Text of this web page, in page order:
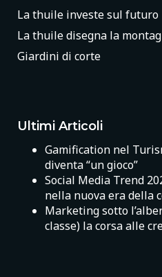
La thuile investe sul futuro
La thuile disegna la
Giardini di corte
Ultimi Articoli
Gamification nel
diventa “un gioco”
Social Media Trend
nella nuova era della
Marketing sotto
classe) la corsa alle